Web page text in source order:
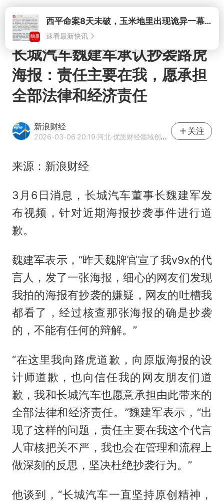
打开
长城汽车魏建军承认抄袭路虎
海报：责任主要在我，愿承担
全部法律和经济责任
新浪财经
2026-03-06 20:19·河北·优质财经领域创作者
关注
来源：新浪财经
3月6日消息，长城汽车董事长魏建军发
布视频，针对近期海报抄袭事件进行道
歉。
魏建军表示，“昨天魏牌官宣了我v9x的代
言人，发了一张海报，细心的网友们发现
我拍的海报有抄袭的嫌疑，网友的吐槽我
都看了，经过核查那张海报的确是抄袭
的，不能有任何的辩解。”
“在这里我向路虎道歉，向原版海报的设
计师道歉，也向信任我的网友朋友们道
歉，我和长城汽车也愿意承担由此带来的
全部法律和经济责任。”魏建军表示，“出
现了这样的问题，责任主要在我这个代言
人审核把关不严，我也会在管理和流程上
做深刻的反思，坚决杜绝抄袭行为。”
他谈到，“长城汽车一直坚持原创精神，